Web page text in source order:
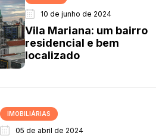
10 de junho de 2024
Vila Mariana: um bairro
residencial e bem
localizado
IMOBILIÁRIAS
05 de abril de 2024